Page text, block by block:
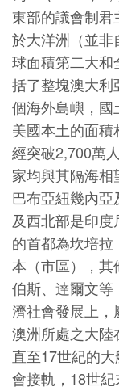
東部的議會制
於大洋洲（並
球面積第二大
括了整塊澳大
個海外島嶼，
美國本土的面
經突破2,700萬
家均與其隔海
巴布亞紐幾內
及西北部是印
的首都為坎培
本（市區），其
伯斯、達爾文
濟社會發展上，
澳洲所處之大
直至17世紀的
會接軌，18世